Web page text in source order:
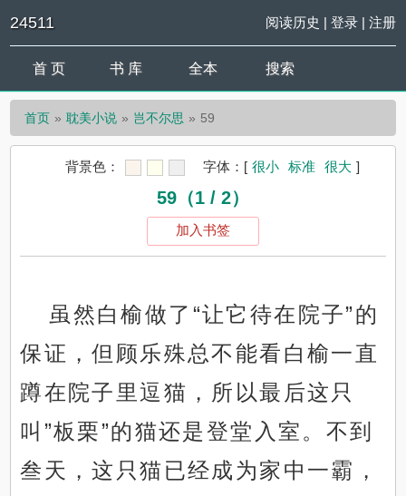
24511 阅读历史 | 登录| 注册
首 页 书 库 全本 搜索
首页 耽美小说 岂不尔思 59
背景色： 字体： [ 很小 标准 很大 ]
59（1 / 2）
加入书签
虽然白榆做了“让它待在院子”的
保证，但顾乐殊总不能看白榆一直
蹲在院子里逗猫，所以最后这只
叫”板栗”的猫还是登堂入室。不到
叁天，这只猫已经成为家中一霸，